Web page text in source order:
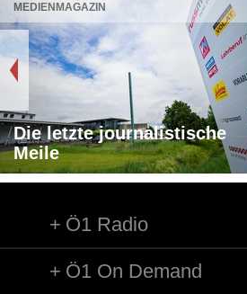
MEDIENMAGAZIN
Die letzte journalistische
Meile
Ö1 Radio
Ö1 On Demand